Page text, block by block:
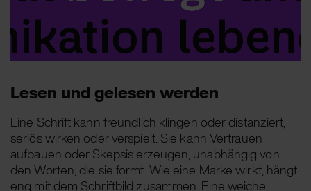
Lesen und gelesen werden
Eine Schrift kann freundlich klingen oder distanziert,
seriös wirken oder verspielt. Sie kann Vertrauen
aufbauen oder Skepsis erzeugen, unabhängig von
den Worten, die sie formt. Wie eine Marke wirkt, hängt
eng mit dem Schriftbild zusammen. Eine weiche,